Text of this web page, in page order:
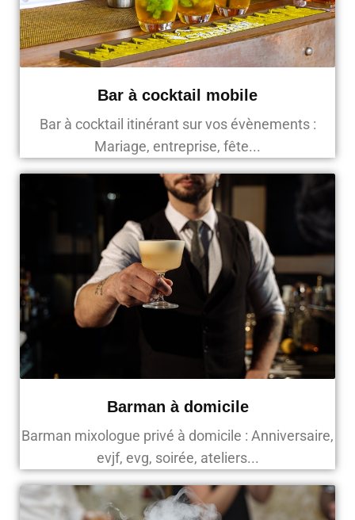
Bar à cocktail mobile
Bar à cocktail itinérant sur vos évènements :
Mariage, entreprise, fête...
Barman à domicile
Barman mixologue privé à domicile : Anniversaire,
evjf, evg, soirée, ateliers...